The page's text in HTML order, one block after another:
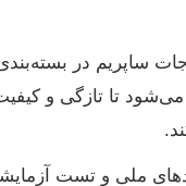
ساپریم در
تا تازگی و
ملی و تست